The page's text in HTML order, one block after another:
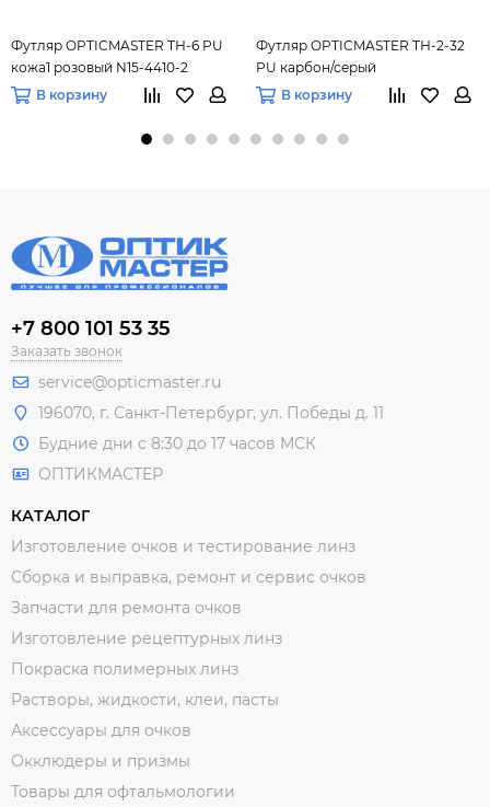
Футляр OPTICMASTER ТН-6 PU
кожа1 розовый N15-4410-2
В корзину
Футляр OPTICMASTER ТН-2-32
PU карбон/серый
В корзину
+7 800 101 53 35
Заказать звонок
service@opticmaster.ru
196070, г. Санкт-Петербург, ул. Победы д. 11
Будние дни с 8:30 до 17 часов МСК
ОПТИКМАСТЕР
КАТАЛОГ
Изготовление очков и тестирование линз
Сборка и выправка, ремонт и сервис очков
Запчасти для ремонта очков
Изготовление рецептурных линз
Покраска полимерных линз
Растворы, жидкости, клеи, пасты
Аксессуары для очков
Окклюдеры и призмы
Товары для офтальмологии